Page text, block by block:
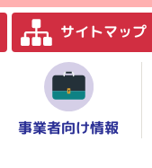
サイトマップ
事業者向け情報